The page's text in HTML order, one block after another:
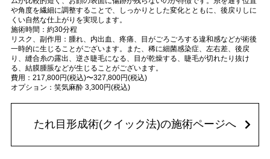
や角度を繊細に調整することで、しっかりとした変化とともに、後戻りしに
くい自然な仕上がりを実現します。
施術時間：約30分程
リスク、副作用：腫れ、内出血、疼痛、目がごろごろする違和感などが術後
一時的に生じることがございます。また、稀に細菌感染症、左右差、後戻
り、縫合糸の露出、逆さ睫毛になる、目が乾燥する、睫毛が切れたり抜け
る、結膜腫脹などが生じることがございます。
費用：217,800円(税込)〜327,800円(税込)
オプション：笑気麻酔 3,300円(税込)
たれ目形成術(クイック法)の施術ページへ